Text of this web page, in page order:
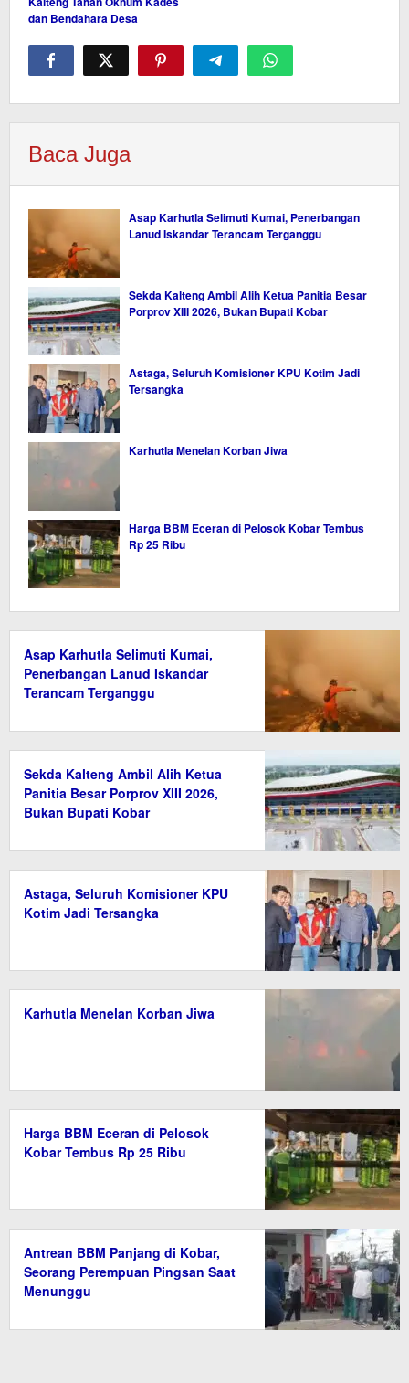
dan Bendahara Desa
Baca Juga
Asap Karhutla Selimuti Kumai, Penerbangan
Lanud Iskandar Terancam Terganggu
Sekda Kalteng Ambil Alih Ketua Panitia Besar
Porprov XIII 2026, Bukan Bupati Kobar
Astaga, Seluruh Komisioner KPU Kotim Jadi
Tersangka
Karhutla Menelan Korban Jiwa
Harga BBM Eceran di Pelosok Kobar Tembus
Rp 25 Ribu
Asap Karhutla Selimuti Kumai,
Penerbangan Lanud Iskandar
Terancam Terganggu
Sekda Kalteng Ambil Alih Ketua
Panitia Besar Porprov XIII 2026,
Bukan Bupati Kobar
Astaga, Seluruh Komisioner KPU
Kotim Jadi Tersangka
Karhutla Menelan Korban Jiwa
Harga BBM Eceran di Pelosok
Kobar Tembus Rp 25 Ribu
Antrean BBM Panjang di Kobar,
Seorang Perempuan Pingsan Saat
Menunggu